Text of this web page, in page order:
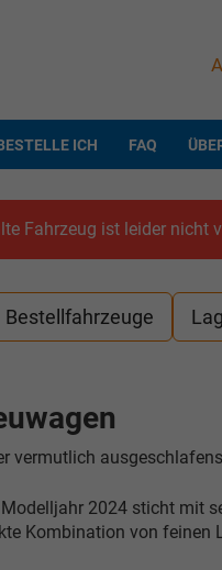
ICH FAQ
Fahrzeug ist leider nicht
Bestellfahrzeuge
vermutlich
Modelljahr 2024 sticht mit
Kombination von